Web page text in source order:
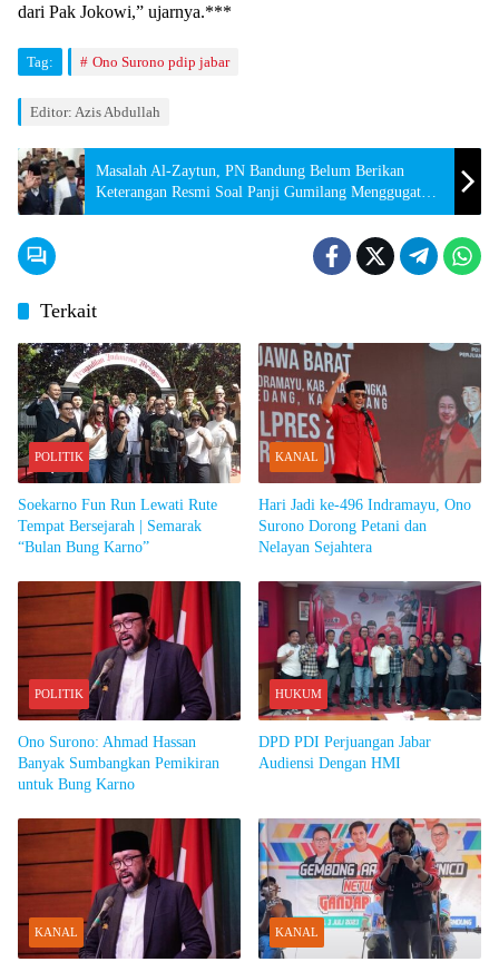
dari Pak Jokowi,” ujarnya.***
Tag: Ono Surono pdip jabar
Editor: Azis Abdullah
Masalah Al-Zaytun, PN Bandung Belum Berikan
Keterangan Resmi Soal Panji Gumilang Menggugat
RK
Terkait
POLITIK
Soekarno Fun Run Lewati Rute
Tempat Bersejarah | Semarak
“Bulan Bung Karno”
KANAL
Hari Jadi ke-496 Indramayu, Ono
Surono Dorong Petani dan
Nelayan Sejahtera
POLITIK
Ono Surono: Ahmad Hassan
Banyak Sumbangkan Pemikiran
untuk Bung Karno
HUKUM
DPD PDI Perjuangan Jabar
Audiensi Dengan HMI
KANAL KANAL